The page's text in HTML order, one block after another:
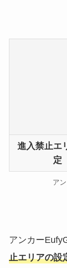
進入禁止エ
定
ア
アンカー
止エリアの設